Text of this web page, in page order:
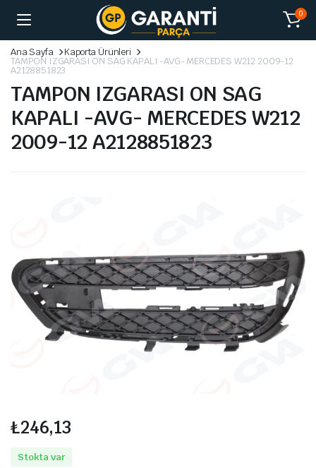
0
Ana Sayfa Kaporta Ürünleri
TAMPON IZGARASI ON SAG KAPALI -AVG- MERCEDES W212 2009-12
A2128851823
TAMPON IZGARASI ON SAG
KAPALI -AVG- MERCEDES W212
2009-12 A2128851823
₺246,13
Stokta var